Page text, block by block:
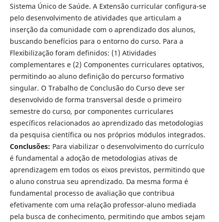
Sistema Único de Saúde. A Extensão curricular configura-se
pelo desenvolvimento de atividades que articulam a
inserção da comunidade com o aprendizado dos alunos,
buscando benefícios para o entorno do curso. Para a
Flexibilização foram definidos: (1) Atividades
complementares e (2) Componentes curriculares optativos,
permitindo ao aluno definição do percurso formativo
singular. O Trabalho de Conclusão do Curso deve ser
desenvolvido de forma transversal desde o primeiro
semestre do curso, por componentes curriculares
específicos relacionados ao aprendizado das metodologias
da pesquisa científica ou nos próprios módulos integrados.
Conclusões: Para viabilizar o desenvolvimento do currículo
é fundamental a adoção de metodologias ativas de
aprendizagem em todos os eixos previstos, permitindo que
o aluno construa seu aprendizado. Da mesma forma é
fundamental processo de avaliação que contribua
efetivamente com uma relação professor-aluno mediada
pela busca de conhecimento, permitindo que ambos sejam